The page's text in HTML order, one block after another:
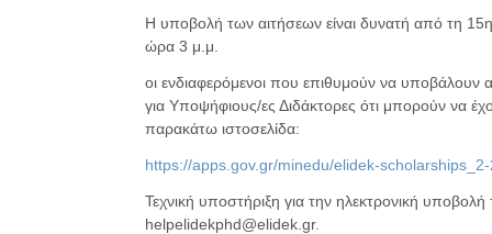
Η υποβολή των αιτήσεων είναι δυνατή από τη
ώρα 3 μ.μ.
οι ενδιαφερόμενοι που επιθυμούν να
για Υποψήφιους/ες Διδάκτορες ότι μπορούν να
παρακάτω ιστοσελίδα:
https://apps.gov.gr/minedu/elidek-
Τεχνική υποστήριξη για την ηλεκτρονική
helpelidekphd@elidek.gr.